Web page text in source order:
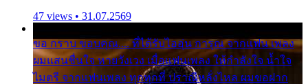
47 views • 31.07.2569
ขอ กราบ ขอบคุณ.... ที่ได้รับไออุ่น การุณ จากแฟน เพลง
ผมแสนชื่นใจ หายวังเวง เมื่อแฟนเพลง ให้กำลังใจ น้ำใจ
ไมตรี จากแฟนเพลง ทุกทุกที่ ปราณีหลั่งไหล ผมขอฝาก